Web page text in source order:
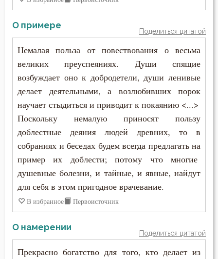
Месть
Мир
Молитва
Мощи
Мужество
Мученичество
Никифор Уединенник
Никодим Святогорец
Никон Оптинский (Беляев)
Нил Синайский
Нил Сорский
Паисий (Величковский)
Петр Дамаскин
Петр Московский
Пимен Великий
Поликарп Смирнский
О примере
Поделиться цитатой
Немалая польза от повествования о весьма
великих преуспеяниях. Души спящие
возбуждает оно к добродетели, души ленивые
делает деятельными, а возлюбивших порок
научает стыдиться и приводит к покаянию <...>
Поскольку немалую приносят пользу
доблестные деяния людей древних, то в
собраниях и беседах будем всегда предлагать на
пример их доблести; потому что многие
душевные болезни, и тайные, и явные, найдут
для себя в этом пригодное врачевание.
В избранное Первоисточник
О намерении
Поделиться цитатой
Прекрасно богатство для того, кто делает из